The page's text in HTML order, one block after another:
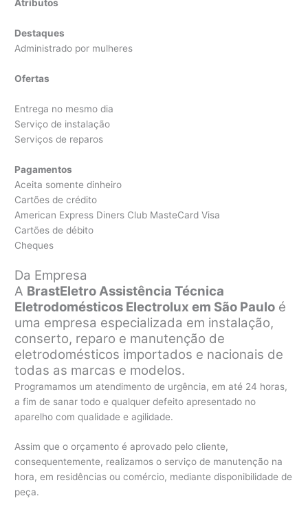
Atributos
Destaques
Administrado por mulheres
Ofertas
Entrega no mesmo dia
Serviço de instalação
Serviços de reparos
Pagamentos
Aceita somente dinheiro
Cartões de crédito
American Express Diners Club MasteCard Visa
Cartões de débito
Cheques
Da Empresa
A BrastEletro Assistência Técnica
Eletrodomésticos Electrolux em São Paulo é
uma empresa especializada em instalação,
conserto, reparo e manutenção de
eletrodomésticos importados e nacionais de
todas as marcas e modelos.
Programamos um atendimento de urgência, em até 24 horas,
a fim de sanar todo e qualquer defeito apresentado no
aparelho com qualidade e agilidade.
Assim que o orçamento é aprovado pelo cliente,
consequentemente, realizamos o serviço de manutenção na
hora, em residências ou comércio, mediante disponibilidade de
peça.